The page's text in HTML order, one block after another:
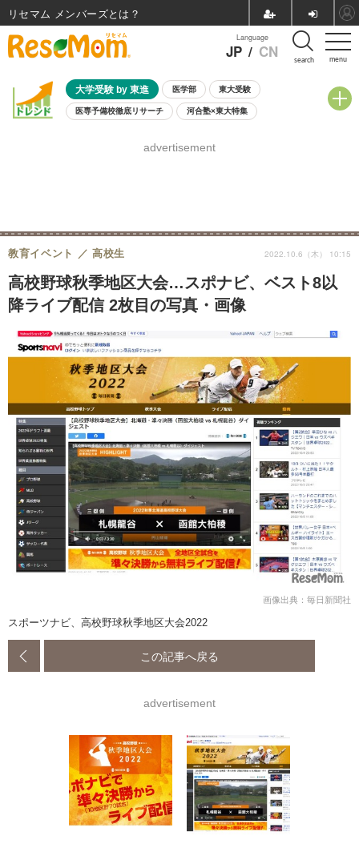
menu
Language
JP / CN search
大学受験 by 東進 医学部 東大受験
医専予備校徹底リサーチ 河合塾×東大特集
8月開催学校説明会・相談会
advertisement
高校野球秋季地区大会…スポナビ、ベスト8以
降ライブ配信 2枚目の写真・画像
教育イベント 高校生 2022.10.6（木） 10:15
画像出典：毎日新聞社
スポーツナビ、高校野球秋季地区大会2022
この記事へ戻る
advertisement
リセマム メンバーズ